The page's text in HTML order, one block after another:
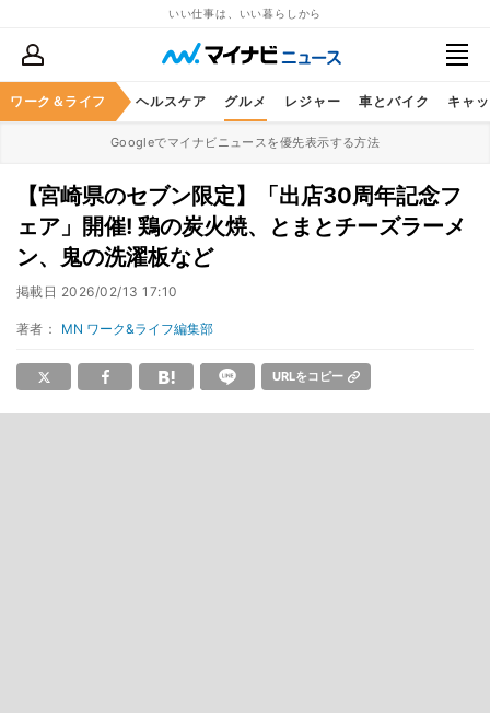
いい仕事は、いい暮らしから
ワーク＆ライフ
マネー 暮らし ヘルスケア グルメ レジャー 車とバイク キャ
Googleでマイナビニュースを優先表示する方法
【宮崎県のセブン限定】「出店30周年記念フ
ェア」開催! 鶏の炭火焼、とまとチーズラーメ
ン、鬼の洗濯板など
掲載日 2026/02/13 17:10
著者： MN ワーク&ライフ編集部
URLをコピー